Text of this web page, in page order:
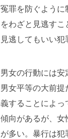
冤罪を防ぐように
をわざと見逃すこ
見逃してもいい
男女の行動には
男女平等の大前
義することによっ
傾向があるが、女
が多い。暴行は犯